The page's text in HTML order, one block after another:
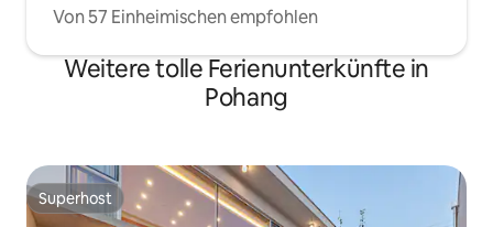
Von 57 Einheimischen empfohlen
Weitere tolle Ferienunterkünfte in
Pohang
Superhost
Superhost